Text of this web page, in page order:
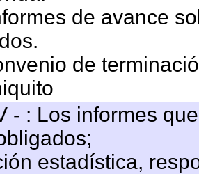
de avance
de
- : Los informes
estadística,